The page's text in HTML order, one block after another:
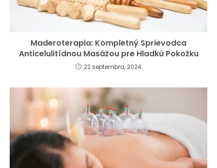
Maderoterapia: Kompletný Sprievodca
Anticelulitídnou Masážou pre Hladkú Pokožku
22 septembra, 2024